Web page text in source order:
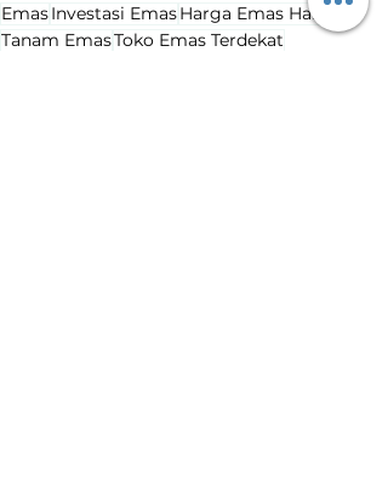
EmasInvestasi EmasHarga Emas Hari Ini
Tanam EmasToko Emas Terdekat